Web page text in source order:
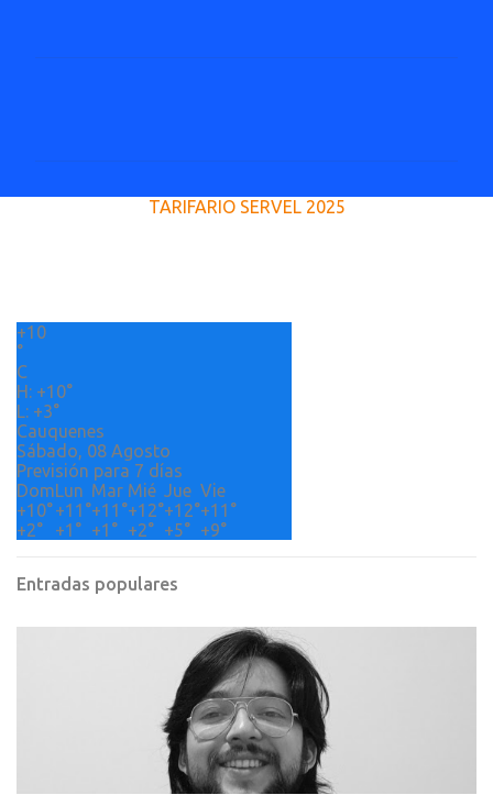
i
s
TARIFARIO SERVEL 2025
+10
°
C
H: +10°
L: +3°
Cauquenes
Sábado, 08 Agosto
Previsión para 7 días
DomLun Mar Mié Jue Vie
+10°+11°+11°+12°+12°+11°
+2° +1° +1° +2° +5° +9°
Entradas populares